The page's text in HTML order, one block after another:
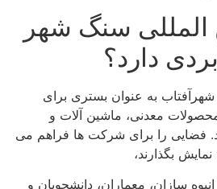
المللی سنگ شهر
دارد؟
شهرآفتاب به عنوان بستری برای
معدنی، ماشین آلات و
فضایی را برای شرکت ها فراهم می
بگذارند،
سازان، معماران، دانشجویان و